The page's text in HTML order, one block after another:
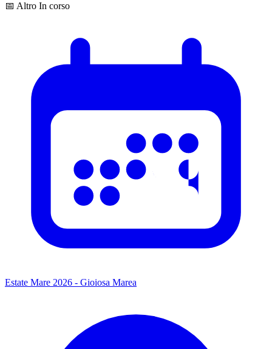
📅 Altro In corso
Estate Mare 2026 - Gioiosa Marea